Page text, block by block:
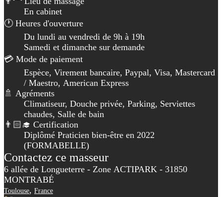
En cabinet
🕐 Heures d'ouverture
Du lundi au vendredi de 9h à 19h
Samedi et dimanche sur demande
💳 Mode de paiement
Espèce, Virement bancaire, Paypal, Visa, Mastercard
/ Maestro, American Express
🚿 Agréments
Climatiseur, Douche privée, Parking, Serviettes
chaudes, Salle de bain
👨🏻‍🎓 Certification
Diplômé Praticien bien-être en 2022
(FORMABELLE)
Contactez ce masseur
6 allée de Longueterre - Zone ACTIPARK - 31850
MONTRABÉ
Toulouse, France